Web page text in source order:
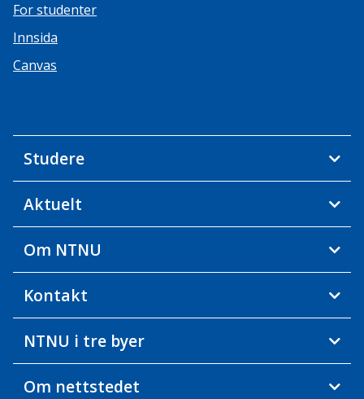
For studenter
Innsida
Canvas
Studere
Aktuelt
Om NTNU
Kontakt
NTNU i tre byer
Om nettstedet